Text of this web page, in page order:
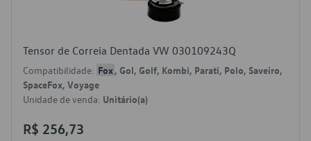
Tensor de Correia Dentada VW 030109243Q
Compatibilidade: Fox, Gol, Golf, Kombi, Parati, Polo, Saveiro,
SpaceFox, Voyage
Unidade de venda: Unitário(a)
R$ 256,73